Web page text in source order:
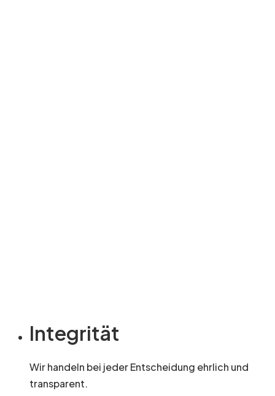
Integrität
Wir handeln bei jeder Entscheidung ehrlich und
transparent.